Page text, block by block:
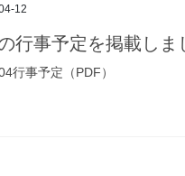
12
行事予定を掲載しま
行事予定（PDF）